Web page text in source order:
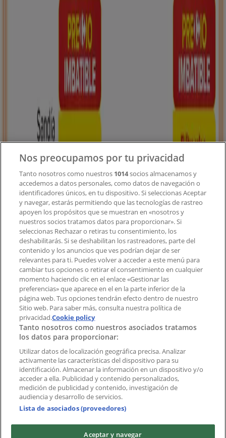
Tiendeo forma parte de Shopfully, la empresa
tecnológica que está reinventando las compras locales
en todo el mundo.
¿Qué hacemos?
Soluciones para empresas
Noticias y prensa
Trabaja con nosotros
Contacto
Contacto comercial y de marketing
Tienda mal colocada en el mapa
Notificar un folleto
¿Encontraste un problema en la web o en la
aplicación?
Índices
Marcas
Negocios
Negocios cercanos
Productos
Ciudades
Descargar la APP Tiendeo
Nos preocupamos por tu privacidad
Tanto nosotros como nuestros 1014socios almacenamos y
accedemos a datos personales, como datos de navegación o
identificadores únicos, en tu dispositivo. Si seleccionas Aceptar
y navegar, estarás permitiendo que las tecnologías de rastreo
apoyen los propósitos que se muestran en «nosotros y
nuestros socios tratamos datos para proporcionar». Si
seleccionas Rechazar o retiras tu consentimiento, los
deshabilitarás. Si se deshabilitan los rastreadores, parte del
contenido y los anuncios que ves podrían dejar de ser
relevantes para ti. Puedes volver a acceder a este menú para
cambiar tus opciones o retirar el consentimiento en cualquier
momento haciendo clic en el enlace «Gestionar las
preferencias» que aparece en el en la parte inferior de la
página web. Tus opciones tendrán efecto dentro de nuestro
Sitio web. Para saber más, consulta nuestra política de
privacidad.Cookie policy
Tanto nosotros como nuestros asociados tratamos
los datos para proporcionar:
Utilizar datos de localización geográfica precisa. Analizar
activamente las características del dispositivo para su
identificación. Almacenar la información en un dispositivo y/o
acceder a ella. Publicidad y contenido personalizados,
medición de publicidad y contenido, investigación de
audiencia y desarrollo de servicios.
Lista de asociados (proveedores)
Aceptar y navegar